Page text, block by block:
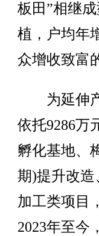
板田”相继
植，户均年
众增收致富
为延伸产
依托9286万
孵化基地、
期)提升改造
加工类项目
2023年至今